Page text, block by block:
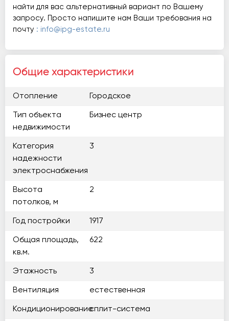
найти для вас альтернативный вариант по Вашему
запросу. Просто напишите нам Ваши требования на
почту : info@ipg-estate.ru
Общие характеристики
Отопление Городское
Тип объекта
недвижимости
Бизнес центр
Категория
надежности
электроснабжения
3
Высота
потолков, м
2
Год постройки 1917
Общая площадь,
кв.м.
622
Этажность 3
Вентиляция естественная
Кондиционированиесплит-система